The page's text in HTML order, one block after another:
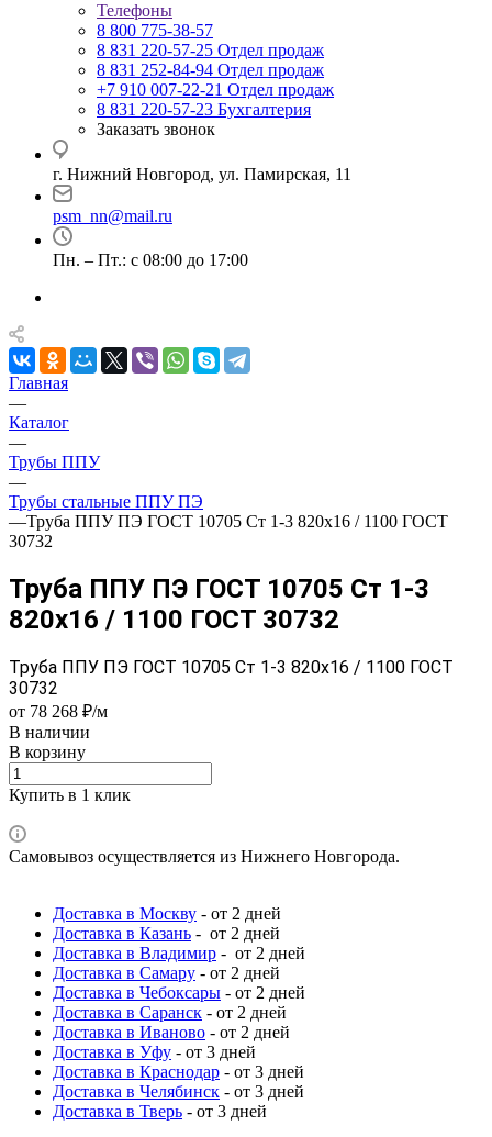
Телефоны
8 800 775-38-57
8 831 220-57-25 Отдел продаж
8 831 252-84-94 Отдел продаж
+7 910 007-22-21 Отдел продаж
8 831 220-57-23 Бухгалтерия
Заказать звонок
г. Нижний Новгород, ул. Памирская, 11
psm_nn@mail.ru
Пн. – Пт.: с 08:00 до 17:00
Главная
—
Каталог
—
Трубы ППУ
—
Трубы стальные ППУ ПЭ
—Труба ППУ ПЭ ГОСТ 10705 Ст 1-3 820x16 / 1100 ГОСТ
30732
Труба ППУ ПЭ ГОСТ 10705 Ст 1-3
820x16 / 1100 ГОСТ 30732
Труба ППУ ПЭ ГОСТ 10705 Ст 1-3 820x16 / 1100 ГОСТ
30732
от 78 268 ₽/м
В наличии
В корзину
Купить в 1 клик
Самовывоз осуществляется из Нижнего Новгорода.
Доставка в Москву - от 2 дней
Доставка в Казань - от 2 дней
Доставка в Владимир - от 2 дней
Доставка в Самару - от 2 дней
Доставка в Чебоксары - от 2 дней
Доставка в Саранск - от 2 дней
Доставка в Иваново - от 2 дней
Доставка в Уфу - от 3 дней
Доставка в Краснодар - от 3 дней
Доставка в Челябинск - от 3 дней
Доставка в Тверь - от 3 дней